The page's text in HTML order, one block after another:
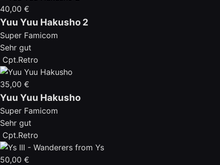
40,00 €
Yuu Yuu Hakusho 2
Super Famicom
Sehr gut
Cpt.Retro
35,00 €
Yuu Yuu Hakusho
Super Famicom
Sehr gut
Cpt.Retro
50,00 €